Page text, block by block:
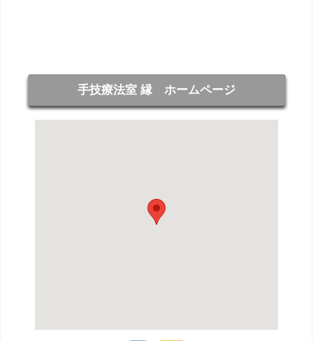
手技療法室 縁 ホームページ